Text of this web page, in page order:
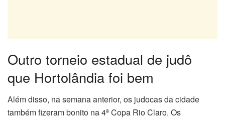
Outro torneio estadual de judô
que Hortolândia foi bem
Além disso, na semana anterior, os judocas da cidade
também fizeram bonito na 4ª Copa Rio Claro. Os